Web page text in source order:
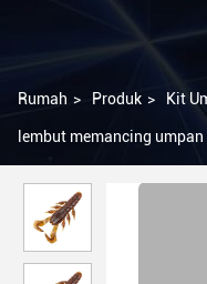
Rumah > Produk > Kit
lembut memancing